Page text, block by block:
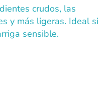
crudos, las
y más ligeras. Ideal si
sensible.